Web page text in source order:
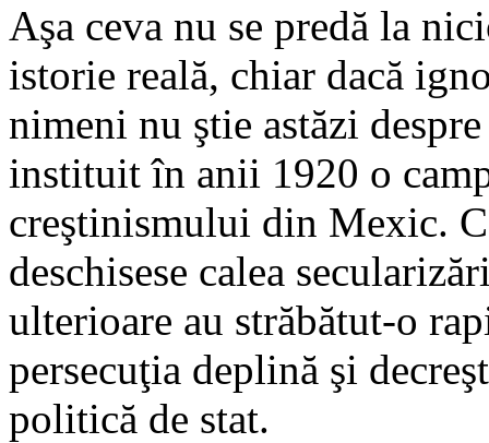
Aşa ceva nu se predă la
istorie reală, chiar dacă
nimeni nu ştie astăzi
instituit în anii 1920 o
creştinismului din Mexic.
deschisese calea
ulterioare au străbătut-o
persecuţia deplină şi
politică de stat.